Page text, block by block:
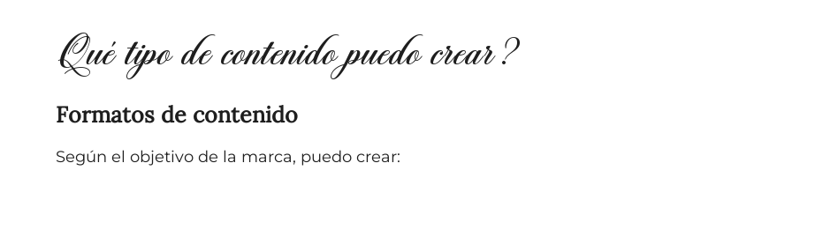
Qué tipo de contenido puedo crear?
Formatos de contenido
Según el objetivo de la marca, puedo crear: